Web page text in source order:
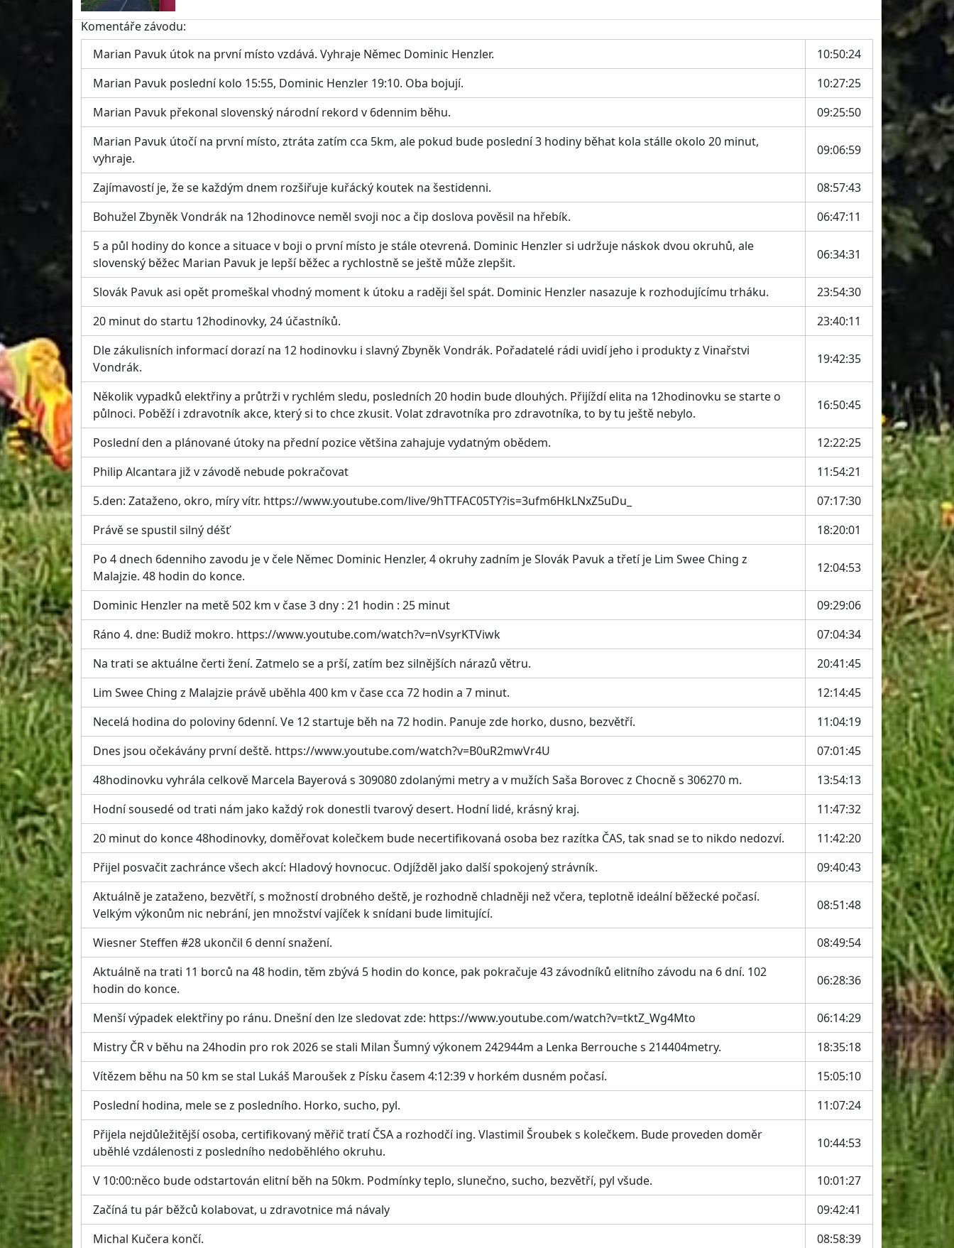
Komentáře závodu:
Marian Pavuk útok na první místo vzdává. Vyhraje Němec Dominic Henzler.
10:50:24
Marian Pavuk poslední kolo 15:55, Dominic Henzler 19:10. Oba bojují.
10:27:25
Marian Pavuk překonal slovenský národní rekord v 6dennim běhu.
09:25:50
Marian Pavuk útočí na první místo, ztráta zatím cca 5km, ale pokud bude poslední 3 hodiny běhat kola stálle okolo 20 minut,
vyhraje.
09:06:59
Zajímavostí je, že se každým dnem rozšiřuje kuřácký koutek na šestidenni.
08:57:43
Bohužel Zbyněk Vondrák na 12hodinovce neměl svoji noc a čip doslova pověsil na hřebík.
06:47:11
5 a půl hodiny do konce a situace v boji o první místo je stále otevrená. Dominic Henzler si udržuje náskok dvou okruhů, ale
slovenský běžec Marian Pavuk je lepší běžec a rychlostně se ještě může zlepšit.
06:34:31
Slovák Pavuk asi opět promeškal vhodný moment k útoku a raději šel spát. Dominic Henzler nasazuje k rozhodujícímu trháku.
23:54:30
20 minut do startu 12hodinovky, 24 účastníků.
23:40:11
Dle zákulisních informací dorazí na 12 hodinovku i slavný Zbyněk Vondrák. Pořadatelé rádi uvidí jeho i produkty z Vinařstvi
Vondrák.
19:42:35
Několik vypadků elektřiny a průtrži v rychlém sledu, posledních 20 hodin bude dlouhých. Přijíždí elita na 12hodinovku se starte o
půlnoci. Poběží i zdravotník akce, který si to chce zkusit. Volat zdravotníka pro zdravotníka, to by tu ještě nebylo.
16:50:45
Poslední den a plánované útoky na přední pozice většina zahajuje vydatným obědem.
12:22:25
Philip Alcantara již v závodě nebude pokračovat
11:54:21
5.den: Zataženo, okro, míry vítr. https://www.youtube.com/live/9hTTFAC05TY?is=3ufm6HkLNxZ5uDu_
07:17:30
Právě se spustil silný déšť
18:20:01
Po 4 dnech 6denniho zavodu je v čele Němec Dominic Henzler, 4 okruhy zadním je Slovák Pavuk a třetí je Lim Swee Ching z
Malajzie. 48 hodin do konce.
12:04:53
Dominic Henzler na metě 502 km v čase 3 dny : 21 hodin : 25 minut
09:29:06
Ráno 4. dne: Budiž mokro. https://www.youtube.com/watch?v=nVsyrKTViwk
07:04:34
Na trati se aktuálne čerti žení. Zatmelo se a prší, zatím bez silnějších nárazů větru.
20:41:45
Lim Swee Ching z Malajzie právě uběhla 400 km v čase cca 72 hodin a 7 minut.
12:14:45
Necelá hodina do poloviny 6denní. Ve 12 startuje běh na 72 hodin. Panuje zde horko, dusno, bezvětří.
11:04:19
Dnes jsou očekávány první deště. https://www.youtube.com/watch?v=B0uR2mwVr4U
07:01:45
48hodinovku vyhrála celkově Marcela Bayerová s 309080 zdolanými metry a v mužích Saša Borovec z Chocně s 306270 m.
13:54:13
Hodní sousedé od trati nám jako každý rok donestli tvarový desert. Hodní lidé, krásný kraj.
11:47:32
20 minut do konce 48hodinovky, doměřovat kolečkem bude necertifikovaná osoba bez razítka ČAS, tak snad se to nikdo nedozví.
11:42:20
Přijel posvačit zachránce všech akcí: Hladový hovnocuc. Odjížděl jako další spokojený strávník.
09:40:43
Aktuálně je zataženo, bezvětří, s možností drobného deště, je rozhodně chladněji než včera, teplotně ideální běžecké počasí.
Velkým výkonům nic nebrání, jen množství vajíček k snídani bude limitující.
08:51:48
Wiesner Steffen #28 ukončil 6 denní snažení.
08:49:54
Aktuálně na trati 11 borců na 48 hodin, těm zbývá 5 hodin do konce, pak pokračuje 43 závodníků elitního závodu na 6 dní. 102
hodin do konce.
06:28:36
Menší výpadek elektřiny po ránu. Dnešní den lze sledovat zde: https://www.youtube.com/watch?v=tktZ_Wg4Mto
06:14:29
Mistry ČR v běhu na 24hodin pro rok 2026 se stali Milan Šumný výkonem 242944m a Lenka Berrouche s 214404metry.
18:35:18
Vítězem běhu na 50 km se stal Lukáš Maroušek z Písku časem 4:12:39 v horkém dusném počasí.
15:05:10
Poslední hodina, mele se z posledního. Horko, sucho, pyl.
11:07:24
Přijela nejdůležitější osoba, certifikovaný měřič tratí ČSA a rozhodčí ing. Vlastimil Šroubek s kolečkem. Bude proveden doměr
uběhlé vzdálenosti z posledního nedoběhlého okruhu.
10:44:53
V 10:00:něco bude odstartován elitní běh na 50km. Podmínky teplo, slunečno, sucho, bezvětří, pyl všude.
10:01:27
Začíná tu pár běžců kolabovat, u zdravotnice má návaly
09:42:41
Michal Kučera končí.
08:58:39